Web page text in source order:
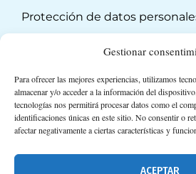
Gestionar
Para ofrecer las mejores experiencias, utilizamos
almacenar y/o acceder a la información del
tecnologías nos permitirá procesar datos como el
identificaciones únicas en este sitio. No consentir o
afectar negativamente a ciertas características y
ACEPTAR
Protección de datos